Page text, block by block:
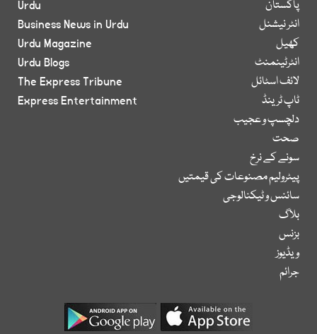
پاکستان
انٹر نیشنل
کھیل
انٹرٹینمنٹ
لائف اسٹائل
ٹاپ ٹرینڈ
دلچسپ و عجیب
صحت
سونے کے نرخ
پیٹرولیم مصنوعات کی قیمتیں
سائنس و ٹیکنالوجی
بلاگ
بزنس
ویڈیوز
جرائم
Urdu
Business News in Urdu
Urdu Magazine
Urdu Blogs
The Express Tribune
Express Entertainment